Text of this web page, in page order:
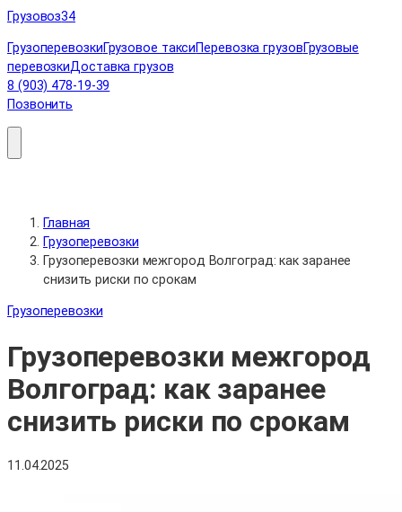
Перейти
содержимому
Грузовоз34
ГрузоперевозкиГрузовое таксиПеревозка грузовГрузовые
перевозкиДоставка грузов
8 (903) 478-19-39
Позвонить
Главная
Грузоперевозки
Грузоперевозки межгород Волгоград: как заранее
снизить риски по срокам
Грузоперевозки
Грузоперевозки межгород
Волгоград: как заранее
снизить риски по срокам
11.04.2025